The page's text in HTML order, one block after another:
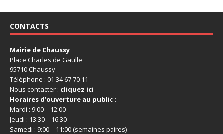
CONTACTS
Mairie de Chaussy
Place Charles de Gaulle
95710 Chaussy
Téléphone : 01 34 67 70 11
Nous contacter : cliquez ici
Horaires d’ouverture au public :
Mardi : 9:00 – 12:00
Jeudi : 13:30 – 16:30
Samedi : 9:00 – 11:00 (semaines paires)